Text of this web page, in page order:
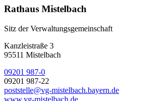
Rathaus Mistelbach
Sitz der Verwaltungsgemeinschaft
Kanzleistraße 3
95511 Mistelbach
09201 987-0
09201 987-22
poststelle@vg-mistelbach.bayern.de
www.vg-mistelbach.de